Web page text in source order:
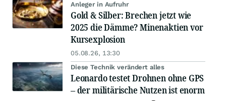
Anleger in Aufruhr
Gold & Silber: Brechen jetzt wie
2025 die Dämme? Minenaktien vor
Kursexplosion
05.08.26, 13:30
Diese Technik verändert alles
Leonardo testet Drohnen ohne GPS
– der militärische Nutzen ist enorm